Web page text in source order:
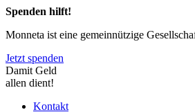
Spenden hilft!
Monneta ist eine gemeinnützige
Jetzt spenden
Damit Geld
allen dient!
Kontakt